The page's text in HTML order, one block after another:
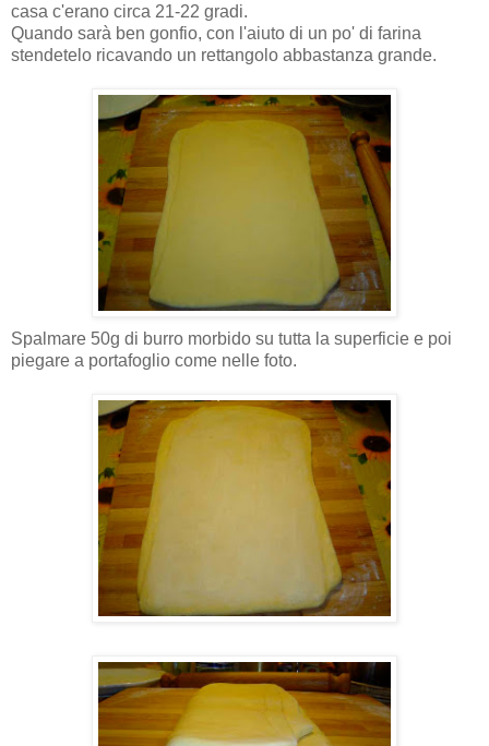
casa c'erano circa 21-22 gradi.
Quando sarà ben gonfio, con l'aiuto di un po' di farina
stendetelo ricavando un rettangolo abbastanza grande.
Spalmare 50g di burro morbido su tutta la superficie e poi
piegare a portafoglio come nelle foto.